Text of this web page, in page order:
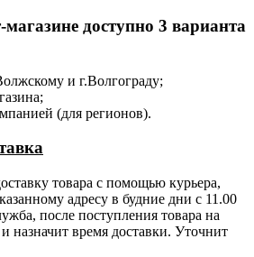
доступно 3 варианта
и г.Волгограду;
(для регионов).
товара с помощью курьера,
адресу в будние дни с 11.00
после поступления товара на
назначит время доставки. Уточнит